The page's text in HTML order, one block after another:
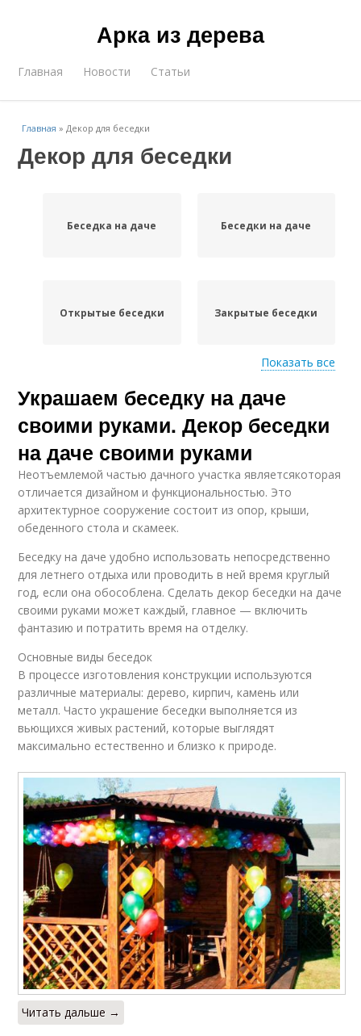
Арка из дерева
Главная Новости Статьи
Главная »Декор для беседки
Декор для беседки
Беседка на даче Беседки на даче
Открытые беседки Закрытые беседки
Зеленый декор
Показать все
Украшаем беседку на даче
своими руками. Декор беседки
на даче своими руками
Неотъемлемой частью дачного участка являетсякоторая
отличается дизайном и функциональностью. Это
архитектурное сооружение состоит из опор, крыши,
обеденного стола и скамеек.
Беседку на даче удобно использовать непосредственно
для летнего отдыха или проводить в ней время круглый
год, если она обособлена. Сделать декор беседки на даче
своими руками может каждый, главное — включить
фантазию и потратить время на отделку.
Основные виды беседок
В процессе изготовления конструкции используются
различные материалы: дерево, кирпич, камень или
металл. Часто украшение беседки выполняется из
вьющихся живых растений, которые выглядят
максимально естественно и близко к природе.
Читать дальше →